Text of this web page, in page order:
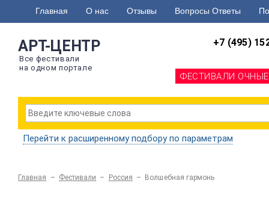
Главная О нас Отзывы Вопросы Ответы
АРТ-ЦЕНТР
Все фестивали
на одном портале
+7 (495)
ФЕСТИВАЛИ ОЧНЫЕ
Перейти к расширенному подбору по параметрам
Главная – Фестивали – Россия – Волшебная гармонь